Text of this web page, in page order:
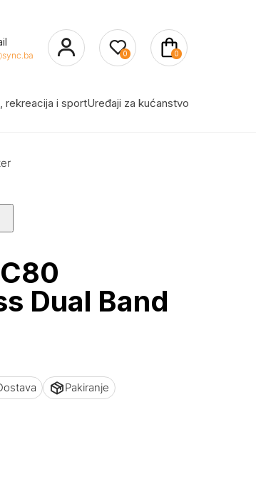
0 0
rekreacija i sportUređaji za kućanstvo
Dual Band
Pakiranje